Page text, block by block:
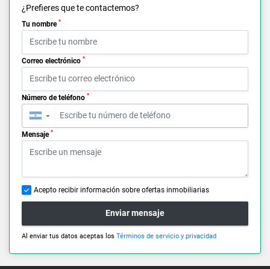
¿Prefieres que te contactemos?
Tu nombre *
Correo electrónico *
Número de teléfono *
▼
Mensaje *
Acepto recibir información sobre ofertas inmobiliarias
Enviar mensaje
Al enviar tus datos aceptas los Términos de servicio y privacidad